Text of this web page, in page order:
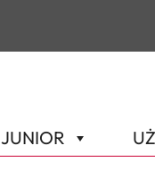
JUNIOR